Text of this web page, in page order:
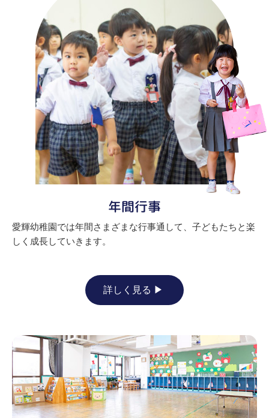
年間行事
愛輝幼稚園では年間さまざまな行事通して、子どもたちと楽
しく成長していきます。
詳しく見る